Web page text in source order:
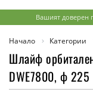
Вашият доверен
Начало Категории
Шлайф
DWE7800, ф